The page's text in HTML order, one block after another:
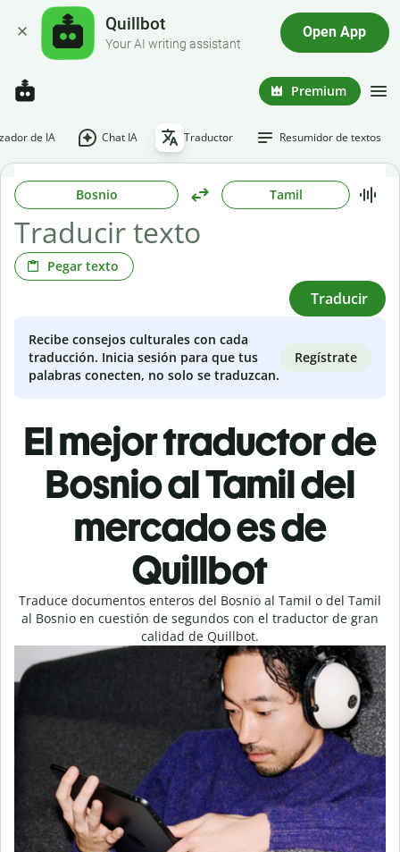
Quillbot
Your AI writing assistant
Open App
Premium
de IA Chat IA Traductor Resumidor de textos
Bosnio Tamil
Pegar texto
Traducir
Recibe consejos culturales con cada
traducción. Inicia sesión para que tus
palabras conecten, no solo se traduzcan.
Regístrate
El mejor traductor de
Bosnio al Tamil del
mercado es de
Quillbot
Traduce documentos enteros del Bosnio al Tamil o del Tamil
al Bosnio en cuestión de segundos con el traductor de gran
calidad de Quillbot.